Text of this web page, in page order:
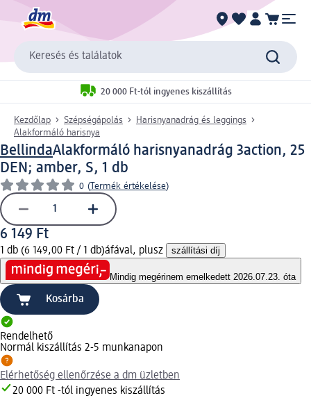
Keresés és találatok
20 000 Ft-tól ingyenes kiszállítás
Kezdőlap Szépségápolás
Harisnyanadrág és leggings
Alakformáló harisnya
BellindaAlakformáló harisnyanadrág 3action, 25
DEN; amber, S, 1 db
0 (Termék értékelése)
6 149 Ft
1 db (6 149,00 Ft / 1 db)áfával, plusz szállítási díj
Mindig megérinem emelkedett 2026.07.23. óta
Kosárba
Rendelhető
Normál kiszállítás 2-5 munkanapon
Elérhetőség ellenőrzése a dm üzletben
20 000 Ft -tól ingyenes kiszállítás